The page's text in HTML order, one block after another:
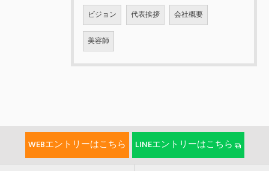
ビジョン 代表挨拶 会社概要
美容師
WEBエントリーはこちら LINEエントリーはこちら